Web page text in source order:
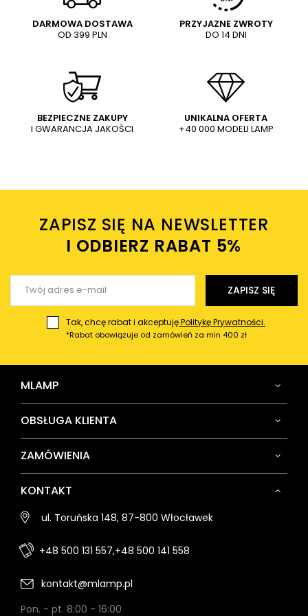
Treść twojej opinii
Dodaj własne zdjęcie produktu:
Twoje imię
Twój email
DARMOWA DOSTAWA
OD 399 PLN
PRZYJAZNE ZWROTY
DO 14 DNI
BEZPIECZNE ZAKUPY
I GWARANCJA JAKOŚCI
UNIKALNA OFERTA
+40 000 MODELI LAMP
ZAPISZ SIĘ NA NEWSLETTER
I ODBIERZ RABAT 5%ㅤ
ZAPISZ SIĘ
Tak, chcę rabat i akceptujęPolitykę Prywatności.
*Rabat obowiązuje od zamówień za min 400 zł
MLAMP
OBSŁUGA KLIENTA
ZAMÓWIENIA
KONTAKT
ul. Toruńska 148, 87-800 Włocławek
+48 500 131 557,+48 500 141 558
kontakt@mlamp.pl
Pon. - pt. 8:00 - 16:00